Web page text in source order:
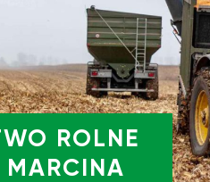
ROLNE
MARCINA